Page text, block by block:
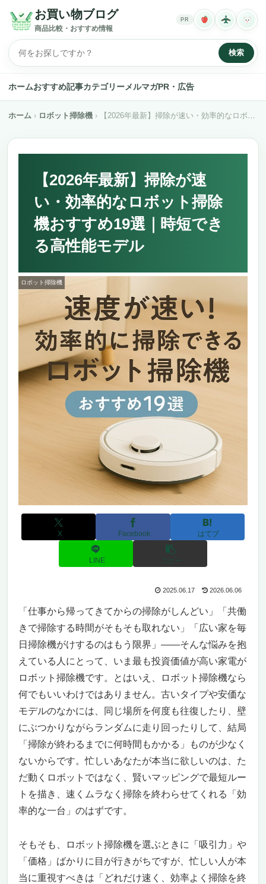
お買い物ブログ
商品比較・おすすめ情報
検索
PR
ホームおすすめ記事カテゴリーメルマガPR・広告
ホーム ロボット掃除機 【2026年最新】掃除が速い・効率的なロボット掃除機おすすめ19選｜時短できる高性能モデル
【2026年最新】掃除が速
い・効率的なロボット掃除
機おすすめ19選｜時短でき
る高性能モデル
ロボット掃除機
X Facebook はてブ
LINE コピー
2025.06.17 2026.06.06
「仕事から帰ってきてからの掃除がしんどい」「共働
きで掃除する時間がそもそも取れない」「広い家を毎
日掃除機がけするのはもう限界」——そんな悩みを抱
えている人にとって、いま最も投資価値が高い家電が
ロボット掃除機です。とはいえ、ロボット掃除機なら
何でもいいわけではありません。古いタイプや安価な
モデルのなかには、同じ場所を何度も往復したり、壁
にぶつかりながらランダムに走り回ったりして、結局
「掃除が終わるまでに何時間もかかる」ものが少なく
ないからです。忙しいあなたが本当に欲しいのは、た
だ動くロボットではなく、賢いマッピングで最短ルー
トを描き、速くムラなく掃除を終わらせてくれる「効
率的な一台」のはずです。
そもそも、ロボット掃除機を選ぶときに「吸引力」や
「価格」ばかりに目が行きがちですが、忙しい人が本
当に重視すべきは「どれだけ速く、効率よく掃除を終